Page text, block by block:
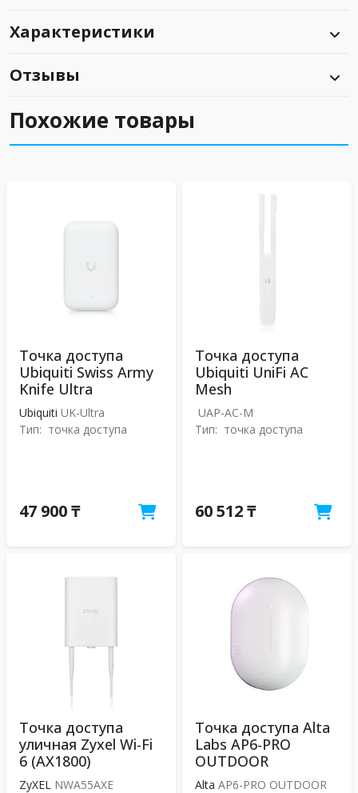
Характеристики
Отзывы
Похожие товары
Точка доступа
Ubiquiti Swiss Army
Knife Ultra
Ubiquiti UK-Ultra
Тип: точка доступа
47 900 ₸
Точка доступа
Ubiquiti UniFi AC
Mesh
UAP-AC-M
Тип: точка доступа
60 512 ₸
Точка доступа
уличная Zyxel Wi-Fi
6 (AX1800)
ZyXEL NWA55AXE
Точка доступа Alta
Labs AP6-PRO
OUTDOOR
Alta AP6-PRO OUTDOOR